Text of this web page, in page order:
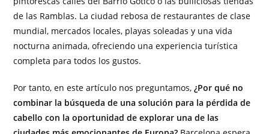
de las Ramblas. La ciudad rebosa de restaurantes de clase
mundial, mercados locales, playas soleadas y una vida
nocturna animada, ofreciendo una experiencia turística
completa para todos los gustos.
Por tanto, en este artículo nos preguntamos,¿Por qué no
combinar la búsqueda de una solución para la pérdida de
cabello con la oportunidad de explorar una de las